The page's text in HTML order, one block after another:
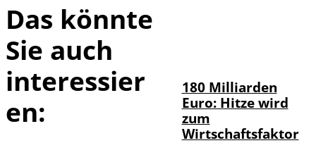
Das könnte
Sie auch
interessier
en:
180 Milliarden
Euro: Hitze wird
zum
Wirtschaftsfaktor